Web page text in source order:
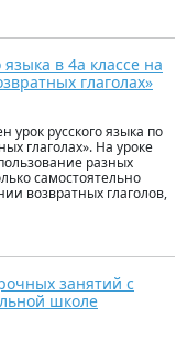
языка в 4а классе на
глаголах»
урок русского языка по
глаголах». На уроке
разных
самостоятельно
возвратных глаголов,
занятий с
школе